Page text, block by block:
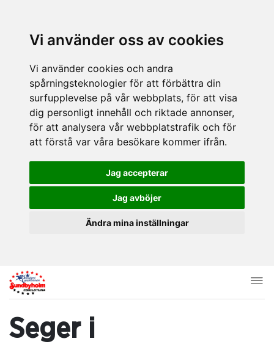
Vi använder oss av cookies
Vi använder cookies och andra
spårningsteknologier för att förbättra din
surfupplevelse på vår webbplats, för att visa
dig personligt innehåll och riktade annonser,
för att analysera vår webbplatstrafik och för
att förstå var våra besökare kommer ifrån.
Jag accepterar
Jag avböjer
Ändra mina inställningar
Seger i